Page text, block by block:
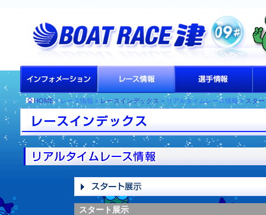
HOME> レース情報 >レースインデックス > リアルタイムレース情報 > スタ
スタート展示